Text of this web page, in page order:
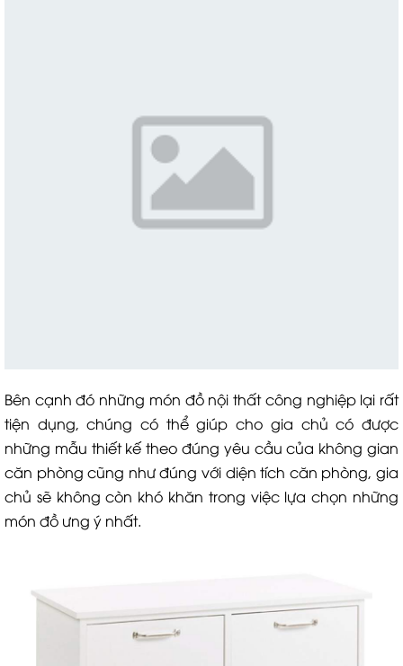
Bên cạnh đó những món đồ nội thất công nghiệp lại rất
tiện dụng, chúng có thể giúp cho gia chủ có được
những mẫu thiết kế theo đúng yêu cầu của không gian
căn phòng cũng như đúng với diện tích căn phòng, gia
chủ sẽ không còn khó khăn trong việc lựa chọn những
món đồ ưng ý nhất.